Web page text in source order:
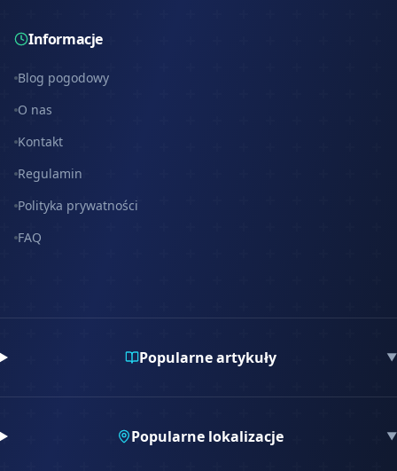
Informacje
Blog pogodowy
O nas
Kontakt
Regulamin
Polityka prywatności
FAQ
Popularne artykuły ▼
Popularne lokalizacje ▼